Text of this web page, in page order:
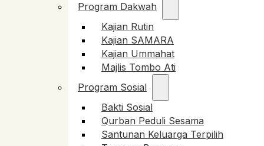
Program Dakwah
Kajian Rutin
Kajian SAMARA
Kajian Ummahat
Majlis Tombo Ati
Program Sosial
Bakti Sosial
Qurban Peduli Sesama
Santunan Keluarga Terpilih